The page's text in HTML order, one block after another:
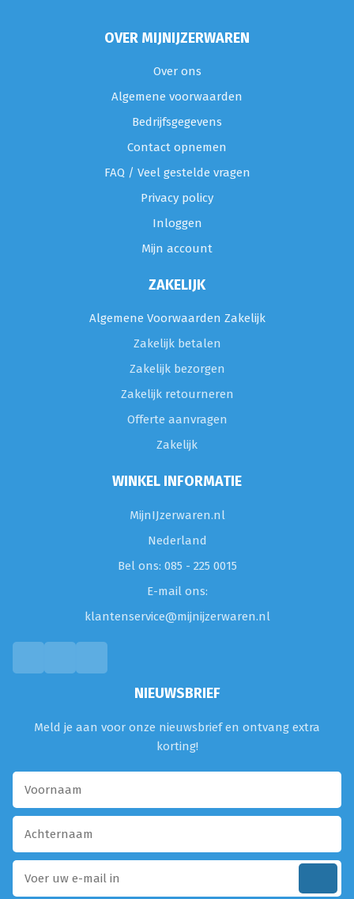
OVER MIJNIJZERWAREN
Over ons
Algemene voorwaarden
Bedrijfsgegevens
Contact opnemen
FAQ / Veel gestelde vragen
Privacy policy
Inloggen
Mijn account
ZAKELIJK
Algemene Voorwaarden Zakelijk
Zakelijk betalen
Zakelijk bezorgen
Zakelijk retourneren
Offerte aanvragen
Zakelijk
WINKEL INFORMATIE
MijnIJzerwaren.nl
Nederland
Bel ons: 085 - 225 0015
E-mail ons:
klantenservice@mijnijzerwaren.nl
NIEUWSBRIEF
Meld je aan voor onze nieuwsbrief en ontvang extra
korting!